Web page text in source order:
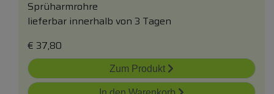
Sprüharmrohre
lieferbar innerhalb von 3 Tagen
€ 37,80
Zum Produkt